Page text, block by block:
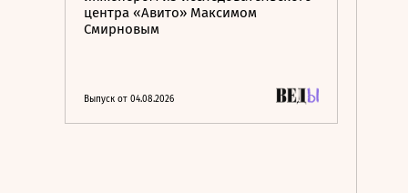
центра «Авито» Максимом
Смирновым
Выпуск от 04.08.2026